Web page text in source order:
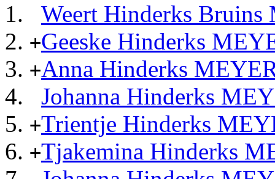
Weert Hinderks Bruins
+Geeske Hinderks
+Anna Hinderks
Johanna Hinderks
+Trientje Hinderks
+Tjakemina Hinderks